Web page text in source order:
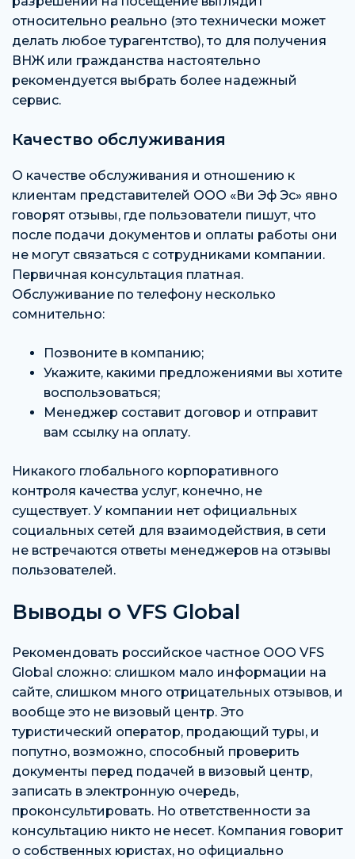
относительно реально (это технически может
делать любое турагентство), то для получения
ВНЖ или гражданства настоятельно
рекомендуется выбрать более надежный
сервис.
Качество обслуживания
О качестве обслуживания и отношению к
клиентам представителей ООО «Ви Эф Эс» явно
говорят отзывы, где пользователи пишут, что
после подачи документов и оплаты работы они
не могут связаться с сотрудниками компании.
Первичная консультация платная.
Обслуживание по телефону несколько
сомнительно:
Позвоните в компанию;
Укажите, какими предложениями вы хотите
воспользоваться;
Менеджер составит договор и отправит
вам ссылку на оплату.
Никакого глобального корпоративного
контроля качества услуг, конечно, не
существует. У компании нет официальных
социальных сетей для взаимодействия, в сети
не встречаются ответы менеджеров на отзывы
пользователей.
Выводы о VFS Global
Рекомендовать российское частное ООО VFS
Global сложно: слишком мало информации на
сайте, слишком много отрицательных отзывов, и
вообще это не визовый центр. Это
туристический оператор, продающий туры, и
попутно, возможно, способный проверить
документы перед подачей в визовый центр,
записать в электронную очередь,
проконсультировать. Но ответственности за
консультацию никто не несет. Компания говорит
о собственных юристах, но официально